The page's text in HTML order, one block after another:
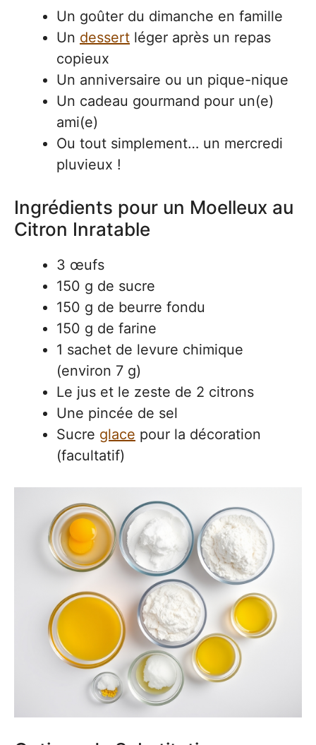
Un goûter du dimanche en famille
Un dessert léger après un repas
copieux
Un anniversaire ou un pique-nique
Un cadeau gourmand pour un(e)
ami(e)
Ou tout simplement… un mercredi
pluvieux !
Ingrédients pour un Moelleux au
Citron Inratable
3 œufs
150 g de sucre
150 g de beurre fondu
150 g de farine
1 sachet de levure chimique
(environ 7 g)
Le jus et le zeste de 2 citrons
Une pincée de sel
Sucre glace pour la décoration
(facultatif)